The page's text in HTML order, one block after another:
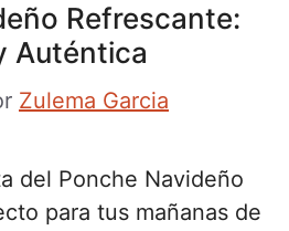
Refrescante:
Auténtica
Zulema Garcia
del Ponche Navideño
para tus mañanas de